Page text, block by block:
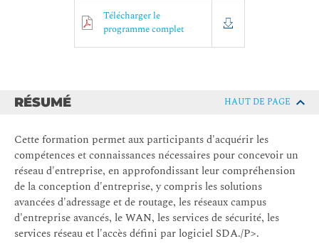
Télécharger le
programme complet
RÉSUMÉ HAUT DE PAGE
Cette formation permet aux participants d'acquérir les
compétences et connaissances nécessaires pour concevoir un
réseau d'entreprise, en approfondissant leur compréhension
de la conception d'entreprise, y compris les solutions
avancées d'adressage et de routage, les réseaux campus
d'entreprise avancés, le WAN, les services de sécurité, les
services réseau et l'accès défini par logiciel SDA./P>.